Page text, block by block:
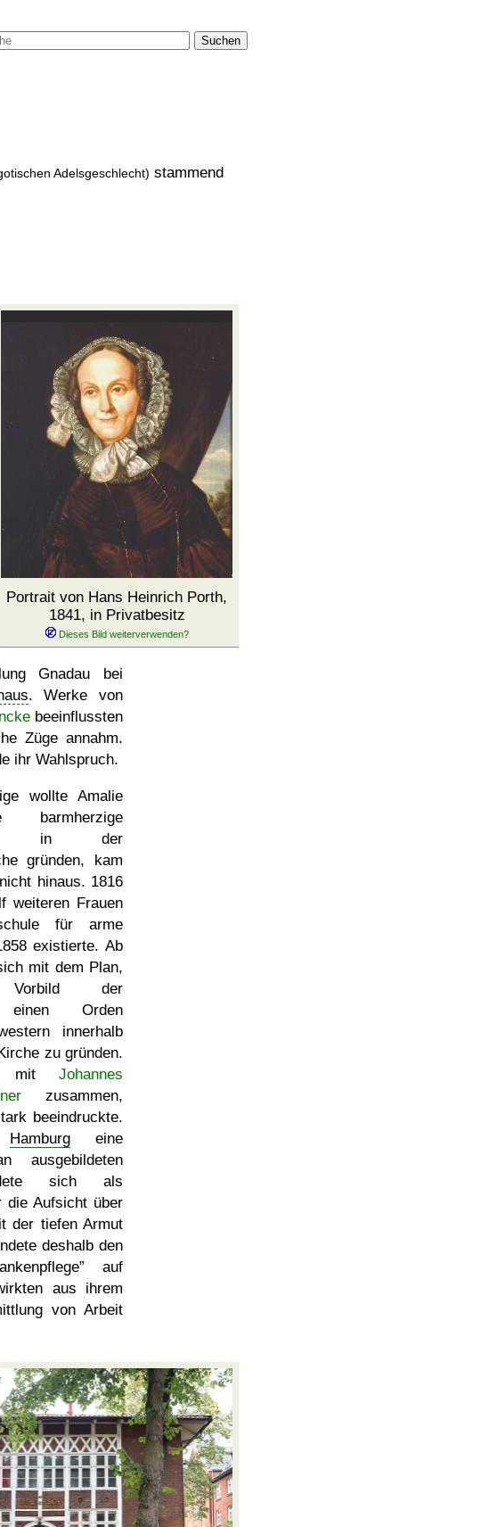
Suchen
Adelsgeschlecht) stammend
Portrait von Hans Heinrich Porth,
1841, in Privatbesitz
Gnadau bei
. Werke von
beeinflussten
Züge annahm.
ihr Wahlspruch.
wollte Amalie
barmherzige
in der
gründen, kam
hinaus. 1816
weiteren Frauen
für arme
existierte. Ab
mit dem Plan,
der
Orden
innerhalb
zu gründen.
mit Johannes
zusammen,
beeindruckte.
Hamburg eine
ausgebildeten
sich als
die Aufsicht über
der tiefen Armut
deshalb den
auf
aus ihrem
von Arbeit